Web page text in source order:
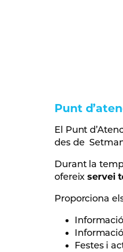
Punt
El Punt
des de
Durant la
ofereixservei
Proporciona
Festes i